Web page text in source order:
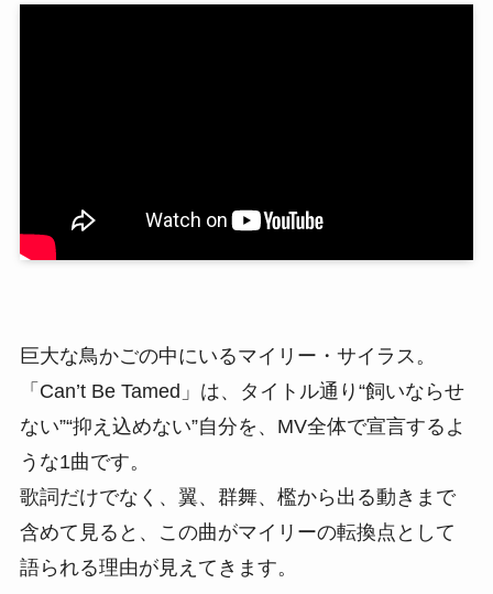
巨大な鳥かごの中にいるマイリー・サイラス。
「Can’t Be Tamed」は、タイトル通り“飼いならせ
ない”“抑え込めない”自分を、MV全体で宣言するよ
うな1曲です。
歌詞だけでなく、翼、群舞、檻から出る動きまで
含めて見ると、この曲がマイリーの転換点として
語られる理由が見えてきます。